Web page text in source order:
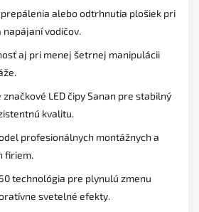
prepálenia alebo odtrhnutia plošiek pri
napájaní vodičov.
aj pri menej šetrnej manipulácii
LED čipy Sanan pre stabilný
kvalitu.
profesionálnych montážnych a
firiem.
technológia pre plynulú zmenu
svetelné efekty.